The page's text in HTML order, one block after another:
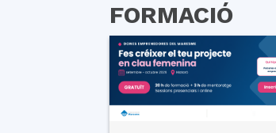
FORMACIÓ